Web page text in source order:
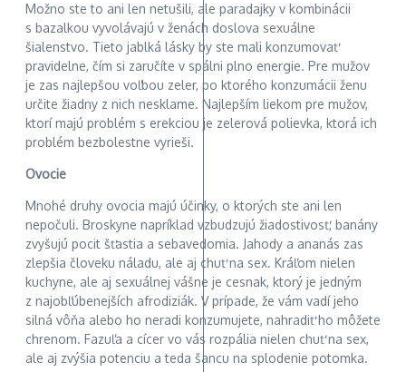
Možno ste to ani len netušili, ale paradajky v kombinácii
s bazalkou vyvolávajú v ženách doslova sexuálne
šialenstvo. Tieto jablká lásky by ste mali konzumovať
pravidelne, čím si zaručíte v spálni plno energie. Pre mužov
je zas najlepšou voľbou zeler, po ktorého konzumácii ženu
určite žiadny z nich nesklame. Najlepším liekom pre mužov,
ktorí majú problém s erekciou je zelerová polievka, ktorá ich
problém bezbolestne vyrieši.
Ovocie
Mnohé druhy ovocia majú účinky, o ktorých ste ani len
nepočuli. Broskyne napríklad vzbudzujú žiadostivosť, banány
zvyšujú pocit šťastia a sebavedomia. Jahody a ananás zas
zlepšia človeku náladu, ale aj chuť na sex. Kráľom nielen
kuchyne, ale aj sexuálnej vášne je cesnak, ktorý je jedným
z najobľúbenejších afrodiziák. V prípade, že vám vadí jeho
silná vôňa alebo ho neradi konzumujete, nahradiť ho môžete
chrenom. Fazuľa a cícer vo vás rozpália nielen chuť na sex,
ale aj zvýšia potenciu a teda šancu na splodenie potomka.